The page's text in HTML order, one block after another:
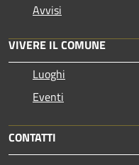
Avvisi
VIVERE IL COMUNE
Luoghi
Eventi
CONTATTI